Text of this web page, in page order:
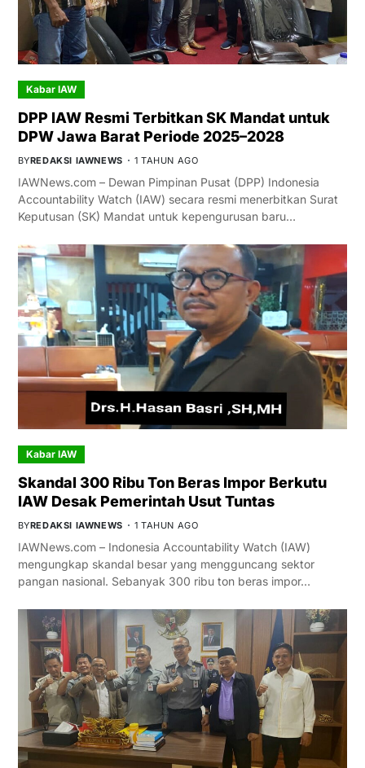
Kabar IAW
DPP IAW Resmi Terbitkan SK Mandat untuk
DPW Jawa Barat Periode 2025–2028
BYREDAKSI IAWNEWS 1 TAHUN AGO
IAWNews.com – Dewan Pimpinan Pusat (DPP) Indonesia
Accountability Watch (IAW) secara resmi menerbitkan Surat
Keputusan (SK) Mandat untuk kepengurusan baru…
Kabar IAW
Skandal 300 Ribu Ton Beras Impor Berkutu
IAW Desak Pemerintah Usut Tuntas
BYREDAKSI IAWNEWS 1 TAHUN AGO
IAWNews.com – Indonesia Accountability Watch (IAW)
mengungkap skandal besar yang mengguncang sektor
pangan nasional. Sebanyak 300 ribu ton beras impor…